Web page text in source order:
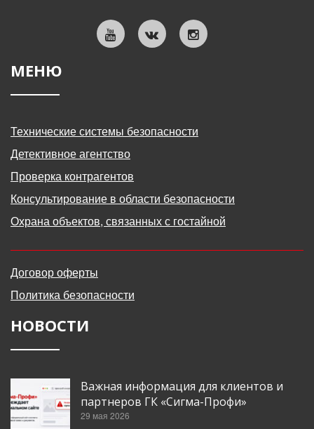
МЕНЮ
Технические системы безопасности
Детективное агентство
Проверка контрагентов
Консультирование в области безопасности
Охрана объектов, связанных с гостайной
Договор оферты
Политика безопасности
НОВОСТИ
Важная информация для клиентов и
партнеров ГК «Сигма-Профи»
29 мая 2026